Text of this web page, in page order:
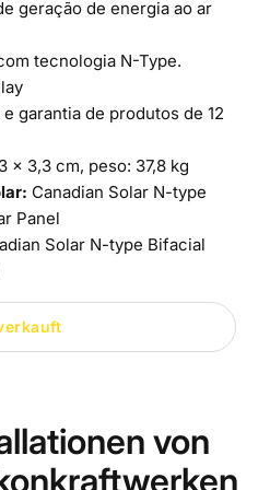
geração de energia ao ar
tecnologia N-Type.
garantia de produtos de 12
x 3,3 cm, peso: 37,8 kg
Canadian Solar N-type
Panel
Solar N-type Bifacial
von